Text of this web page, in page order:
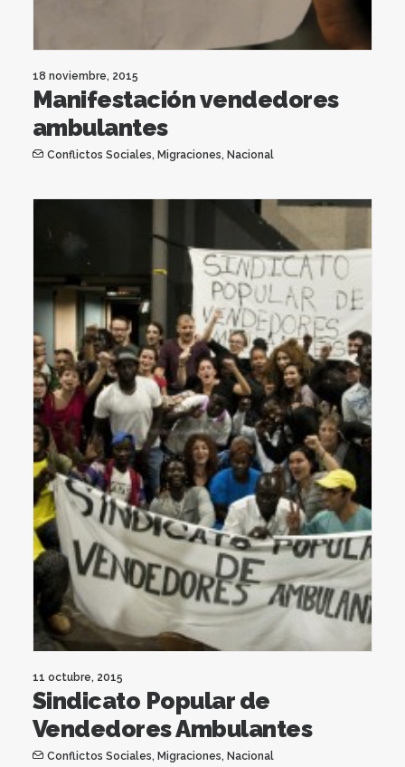
18 noviembre, 2015
Manifestación vendedores
ambulantes
Conflictos Sociales, Migraciones, Nacional
11 octubre, 2015
Sindicato Popular de
Vendedores Ambulantes
Conflictos Sociales, Migraciones, Nacional